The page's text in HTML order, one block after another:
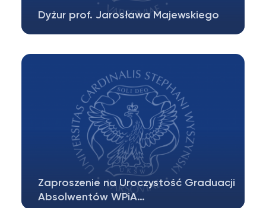
Dyżur prof. Jarosława Majewskiego
godzinach 10.00 – 11.00 odbędzie…
Zaproszenie na Uroczystość Graduacji
Absolwentów WPiA…